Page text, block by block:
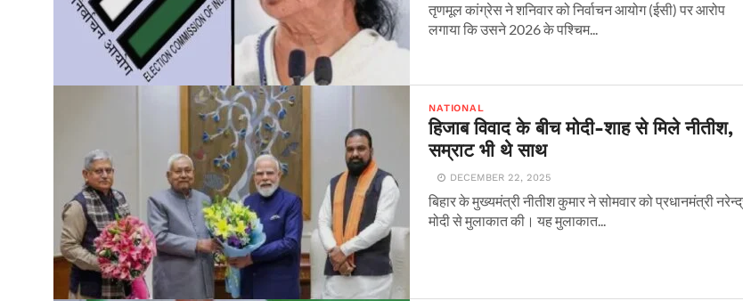
तृणमूल कांग्रेस ने शनिवार को निर्वाचन आयोग (ईसी) पर आरोप
लगाया कि उसने 2026 के पश्चिम...
NATIONAL
हिजाब विवाद के बीच मोदी-शाह से मिले नीतीश,
सम्राट भी थे साथ
DECEMBER 22, 2025
बिहार के मुख्यमंत्री नीतीश कुमार ने सोमवार को प्रधानमंत्री
मोदी से मुलाकात की। यह मुलाकात...